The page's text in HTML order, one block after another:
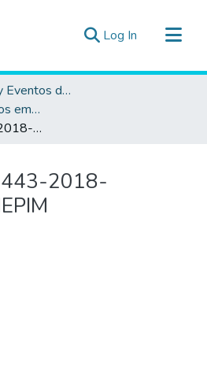
Log In (current)
Publicaciones y Eventos del OEFA
Resoluciones de casos emblemáticos en el TFA
Resolución N° 443-2018-OEFA/TFA-SMEPIM
443-2018-